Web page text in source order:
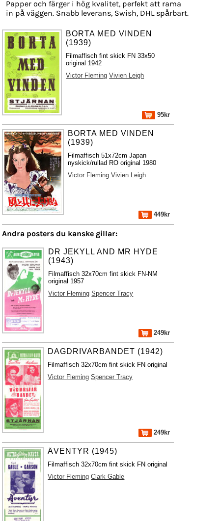
Papper och färger i hög kvalitet, perfekt att rama
in på väggen. Snabb leverans, Swish, DHL spårbart.
BORTA MED VINDEN
(1939)
Filmaffisch fint skick FN 33x50
original 1942
Victor Fleming Vivien Leigh
95kr
BORTA MED VINDEN
(1939)
Filmaffisch 51x72cm Japan
nyskick/rullad RO original 1980
Victor Fleming Vivien Leigh
449kr
Andra posters du kanske gillar:
DR JEKYLL AND MR HYDE
(1943)
Filmaffisch 32x70cm fint skick FN-NM
original 1957
Victor Fleming Spencer Tracy
249kr
DAGDRIVARBANDET (1942)
Filmaffisch 32x70cm fint skick FN original
Victor Fleming Spencer Tracy
249kr
ÄVENTYR (1945)
Filmaffisch 32x70cm fint skick FN original
Victor Fleming Clark Gable